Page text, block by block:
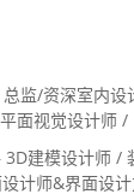
总监/资深室内设
面视觉设计师 /
体公关负责人 /
3D建模设计师 /
计师&界面设